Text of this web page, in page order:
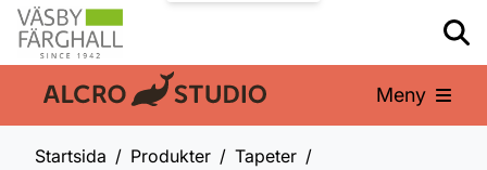
En del av: Meny
Startsida Produkter
Tapeter